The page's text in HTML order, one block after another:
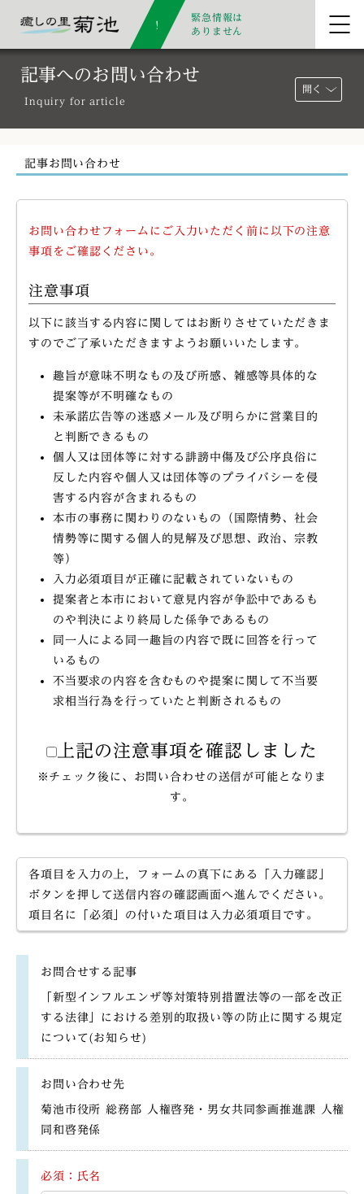
緊急情報は
ありません
記事へのお問い合わせ
Inquiry for article
開く
記事お問い合わせ
お問い合わせフォームにご入力いただく前に以下の注意
事項をご確認ください。
注意事項
以下に該当する内容に関してはお断りさせていただきま
すのでご了承いただきますようお願いいたします。
趣旨が意味不明なもの及び所感、雑感等具体的な
提案等が不明確なもの
未承諾広告等の迷惑メール及び明らかに営業目的
と判断できるもの
個人又は団体等に対する誹謗中傷及び公序良俗に
反した内容や個人又は団体等のプライバシーを侵
害する内容が含まれるもの
本市の事務に関わりのないもの（国際情勢、社会
情勢等に関する個人的見解及び思想、政治、宗教
等）
入力必須項目が正確に記載されていないもの
提案者と本市において意見内容が争訟中であるも
のや判決により終局した係争であるもの
同一人による同一趣旨の内容で既に回答を行って
いるもの
不当要求の内容を含むものや提案に関して不当要
求相当行為を行っていたと判断されるもの
上記の注意事項を確認しました
※チェック後に、お問い合わせの送信が可能となりま
す。
各項目を入力の上，フォームの真下にある「入力確認」
ボタンを押して送信内容の確認画面へ進んでください。
項目名に「必須」の付いた項目は入力必須項目です。
お問合せする記事
「新型インフルエンザ等対策特別措置法等の一部を改正
する法律」における差別的取扱い等の防止に関する規定
について(お知らせ)
お問い合わせ先
菊池市役所 総務部 人権啓発・男女共同参画推進課 人権
同和啓発係
必須：氏名